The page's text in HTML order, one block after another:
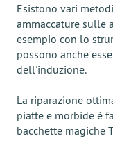
Esistono vari
ammaccature sulle
esempio con lo
possono anche
dell'induzione.
La riparazione
piatte e morbide è
bacchette magiche